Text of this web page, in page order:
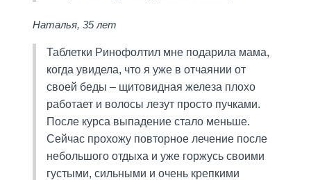
Наталья, 35 лет
Таблетки Ринофолтил мне подарила мама,
когда увидела, что я уже в отчаянии от
своей беды – щитовидная железа плохо
работает и волосы лезут просто пучками.
После курса выпадение стало меньше.
Сейчас прохожу повторное лечение после
небольшого отдыха и уже горжусь своими
густыми, сильными и очень крепкими